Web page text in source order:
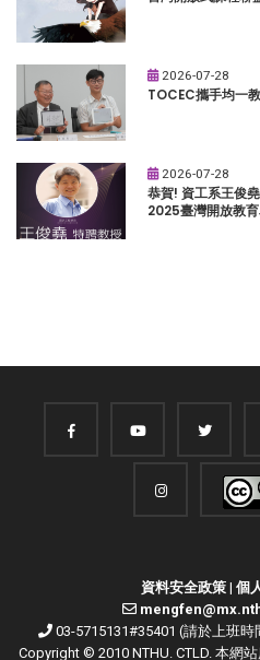
2026-07-28
TOCEC攜手均一
2026-07-28
恭賀! 資工系王俊
2025臺灣開放教
資料安全政策| 個
03-5715131#35401 (請於上班
Copyright © 2010 NTHU. CTLD. 本網